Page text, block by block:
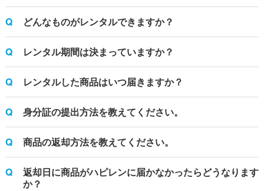
どんなものがレンタルできますか？
レンタル期間は決まっていますか？
レンタルした商品はいつ届きますか？
身分証の提出方法を教えてください。
商品の返却方法を教えてください。
返却日に商品がハピレンに届かなかったらどうなります
か？